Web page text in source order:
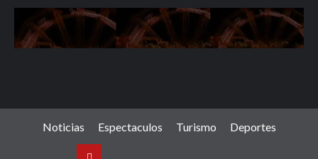
Noticias Espectaculos Turismo Deportes